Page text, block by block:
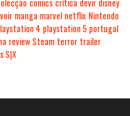
comics crítica devir disney
manga marvel netflix Nintendo
4 playstation 5 portugal
review Steam terror trailer
S|X